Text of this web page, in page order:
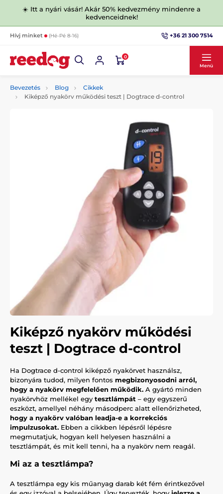
☀️ Itt a nyári vásár! Akár 50% kedvezmény mindenre a
kedvenceidnek!
Hívj minket (Hé-Pé 8-16) +36 21 300 7514
0
Menü
Bevezetés Blog
Cikkek
Kiképző nyakörv működési teszt | Dogtrace d-control
Kiképző nyakörv működési
teszt | Dogtrace d-control
Ha Dogtrace d-control kiképző nyakörvet használsz,
bizonyára tudod, milyen fontos megbizonyosodni arról,
hogy a nyakörv megfelelően működik. A gyártó minden
nyakörvhöz mellékel egy tesztlámpát – egy egyszerű
eszközt, amellyel néhány másodperc alatt ellenőrizheted,
hogy a nyakörv valóban leadja-e a korrekciós
impulzusokat. Ebben a cikkben lépésről lépésre
megmutatjuk, hogyan kell helyesen használni a
tesztlámpát, és mit kell tenni, ha a nyakörv nem reagál.
Mi az a tesztlámpa?
A tesztlámpa egy kis műanyag darab két fém érintkezővel